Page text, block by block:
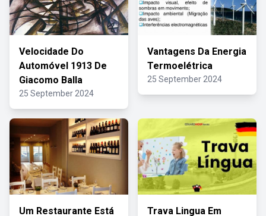
Velocidade Do
Automóvel 1913 De
Giacomo Balla
25 September 2024
Vantagens Da Energia
Termoelétrica
25 September 2024
Um Restaurante Está Trava Lingua Em